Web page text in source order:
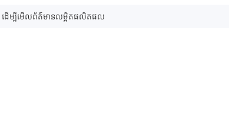
ដើម្បីមើលព័ត៌មានលម្អិតផលិតផល